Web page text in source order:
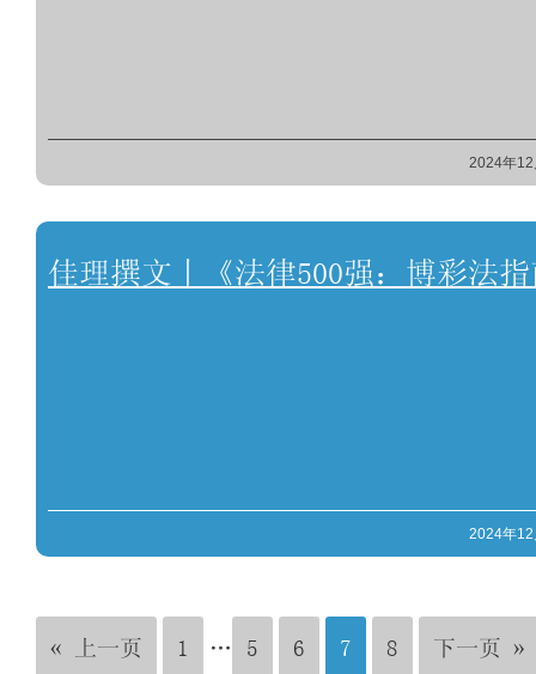
2024年12
佳理撰文丨《法律500强：博彩法
2024年12
« 上一页 1 … 5 6 7 8 下一页 »